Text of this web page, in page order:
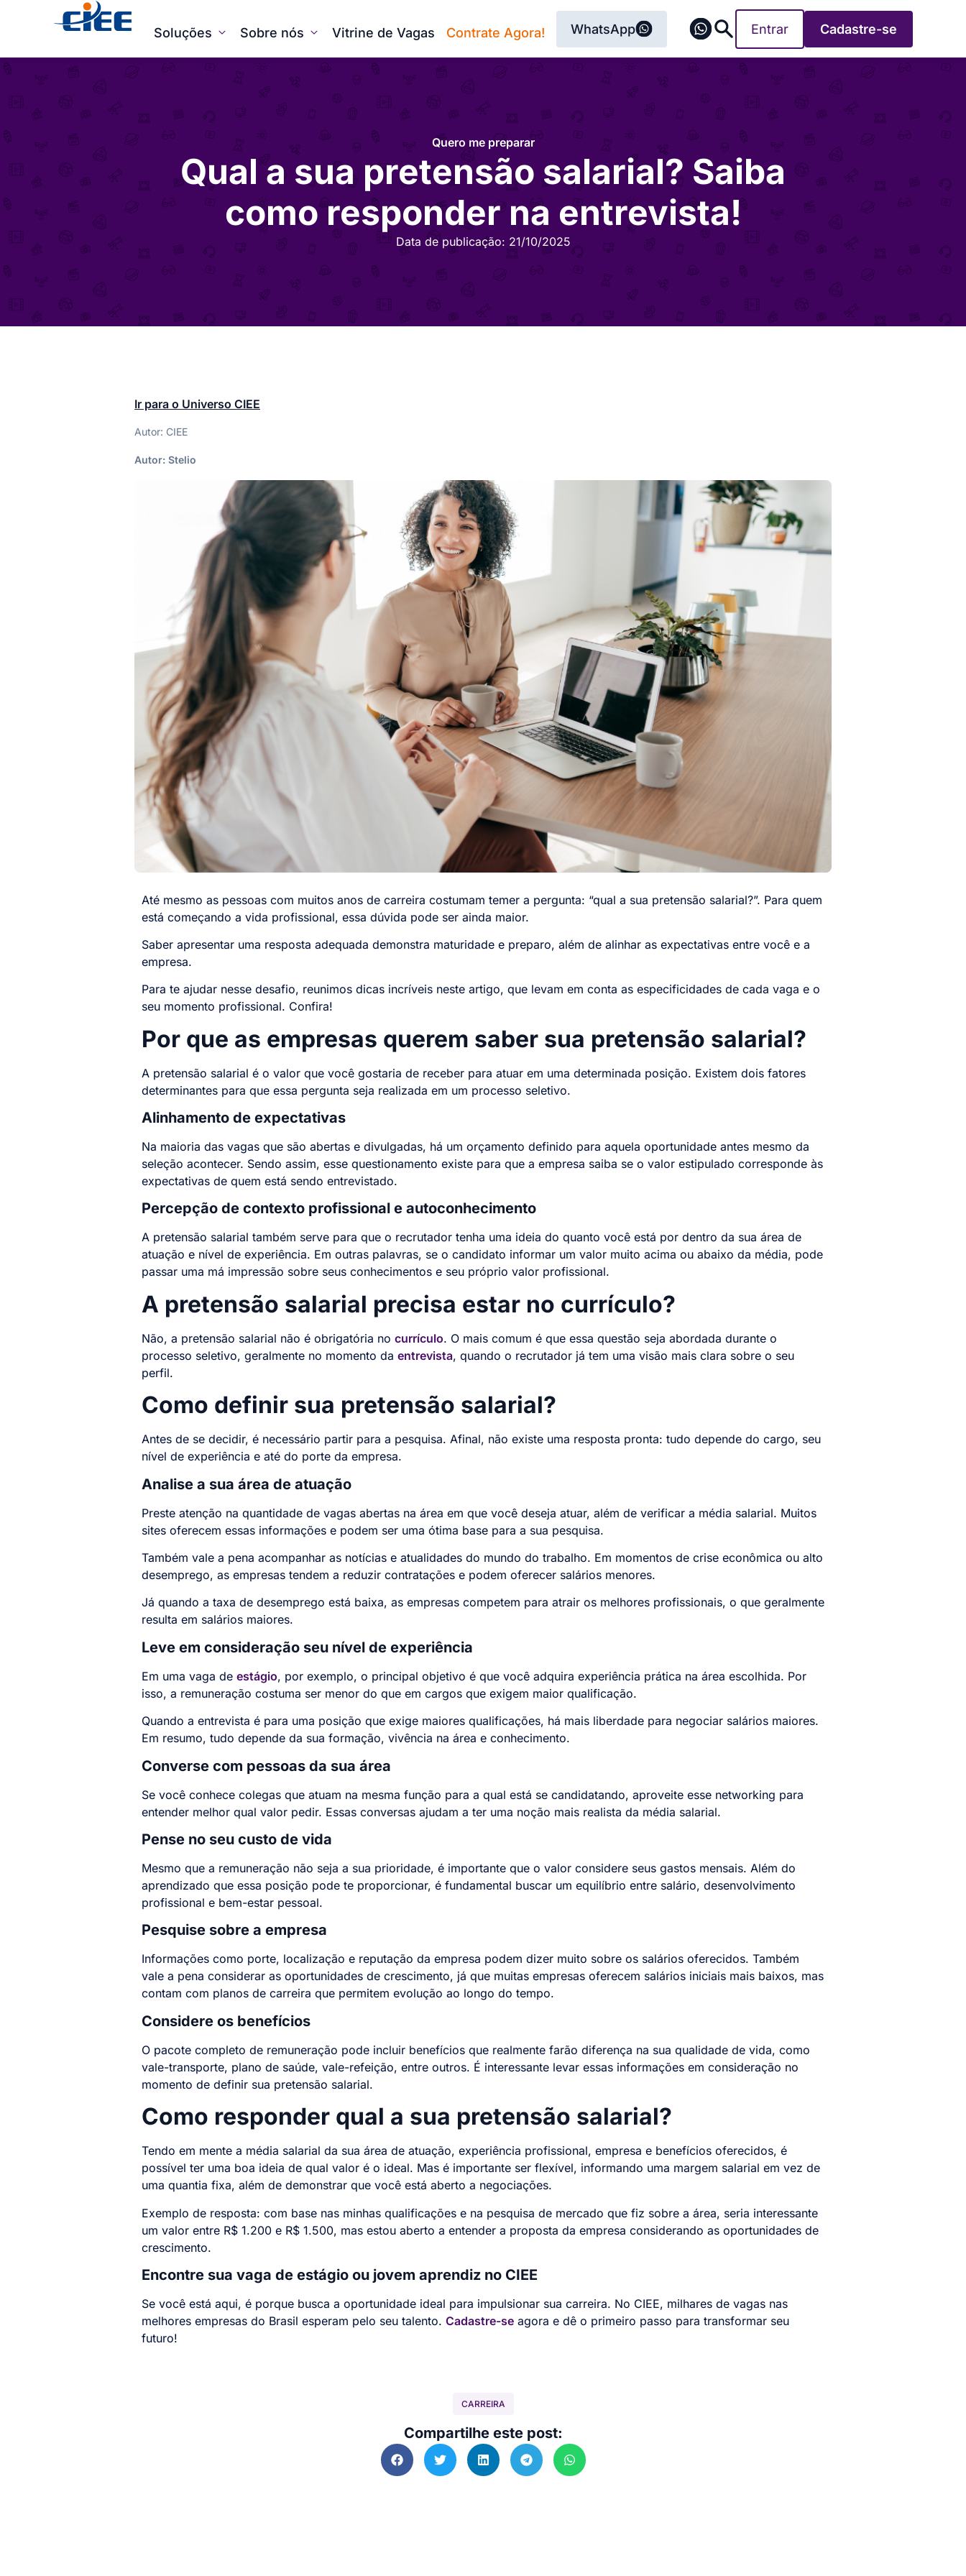
Soluções Sobre nós Vitrine de Vagas Contrate Agora! WhatsApp Entrar Cadastre-se
Quero me preparar
Qual a sua pretensão salarial? Saiba
como responder na entrevista!
Data de publicação: 21/10/2025
Ir para o Universo CIEE
Autor: CIEE
Autor: Stelio
Até mesmo as pessoas com muitos anos de carreira costumam temer a pergunta: “qual a sua pretensão salarial?”. Para quem
está começando a vida profissional, essa dúvida pode ser ainda maior.
Saber apresentar uma resposta adequada demonstra maturidade e preparo, além de alinhar as expectativas entre você e a
empresa.
Para te ajudar nesse desafio, reunimos dicas incríveis neste artigo, que levam em conta as especificidades de cada vaga e o
seu momento profissional. Confira!
Por que as empresas querem saber sua pretensão salarial?
A pretensão salarial é o valor que você gostaria de receber para atuar em uma determinada posição. Existem dois fatores
determinantes para que essa pergunta seja realizada em um processo seletivo.
Alinhamento de expectativas
Na maioria das vagas que são abertas e divulgadas, há um orçamento definido para aquela oportunidade antes mesmo da
seleção acontecer. Sendo assim, esse questionamento existe para que a empresa saiba se o valor estipulado corresponde às
expectativas de quem está sendo entrevistado.
Percepção de contexto profissional e autoconhecimento
A pretensão salarial também serve para que o recrutador tenha uma ideia do quanto você está por dentro da sua área de
atuação e nível de experiência. Em outras palavras, se o candidato informar um valor muito acima ou abaixo da média, pode
passar uma má impressão sobre seus conhecimentos e seu próprio valor profissional.
A pretensão salarial precisa estar no currículo?
Não, a pretensão salarial não é obrigatória no currículo. O mais comum é que essa questão seja abordada durante o
processo seletivo, geralmente no momento da entrevista, quando o recrutador já tem uma visão mais clara sobre o seu
perfil.
Como definir sua pretensão salarial?
Antes de se decidir, é necessário partir para a pesquisa. Afinal, não existe uma resposta pronta: tudo depende do cargo, seu
nível de experiência e até do porte da empresa.
Analise a sua área de atuação
Preste atenção na quantidade de vagas abertas na área em que você deseja atuar, além de verificar a média salarial. Muitos
sites oferecem essas informações e podem ser uma ótima base para a sua pesquisa.
Também vale a pena acompanhar as notícias e atualidades do mundo do trabalho. Em momentos de crise econômica ou alto
desemprego, as empresas tendem a reduzir contratações e podem oferecer salários menores.
Já quando a taxa de desemprego está baixa, as empresas competem para atrair os melhores profissionais, o que geralmente
resulta em salários maiores.
Leve em consideração seu nível de experiência
Em uma vaga de estágio, por exemplo, o principal objetivo é que você adquira experiência prática na área escolhida. Por
isso, a remuneração costuma ser menor do que em cargos que exigem maior qualificação.
Quando a entrevista é para uma posição que exige maiores qualificações, há mais liberdade para negociar salários maiores.
Em resumo, tudo depende da sua formação, vivência na área e conhecimento.
Converse com pessoas da sua área
Se você conhece colegas que atuam na mesma função para a qual está se candidatando, aproveite esse networking para
entender melhor qual valor pedir. Essas conversas ajudam a ter uma noção mais realista da média salarial.
Pense no seu custo de vida
Mesmo que a remuneração não seja a sua prioridade, é importante que o valor considere seus gastos mensais. Além do
aprendizado que essa posição pode te proporcionar, é fundamental buscar um equilíbrio entre salário, desenvolvimento
profissional e bem-estar pessoal.
Pesquise sobre a empresa
Informações como porte, localização e reputação da empresa podem dizer muito sobre os salários oferecidos. Também
vale a pena considerar as oportunidades de crescimento, já que muitas empresas oferecem salários iniciais mais baixos, mas
contam com planos de carreira que permitem evolução ao longo do tempo.
Considere os benefícios
O pacote completo de remuneração pode incluir benefícios que realmente farão diferença na sua qualidade de vida, como
vale-transporte, plano de saúde, vale-refeição, entre outros. É interessante levar essas informações em consideração no
momento de definir sua pretensão salarial.
Como responder qual a sua pretensão salarial?
Tendo em mente a média salarial da sua área de atuação, experiência profissional, empresa e benefícios oferecidos, é
possível ter uma boa ideia de qual valor é o ideal. Mas é importante ser flexível, informando uma margem salarial em vez de
uma quantia fixa, além de demonstrar que você está aberto a negociações.
Exemplo de resposta: com base nas minhas qualificações e na pesquisa de mercado que fiz sobre a área, seria interessante
um valor entre R$ 1.200 e R$ 1.500, mas estou aberto a entender a proposta da empresa considerando as oportunidades de
crescimento.
Encontre sua vaga de estágio ou jovem aprendiz no CIEE
Se você está aqui, é porque busca a oportunidade ideal para impulsionar sua carreira. No CIEE, milhares de vagas nas
melhores empresas do Brasil esperam pelo seu talento. Cadastre-se agora e dê o primeiro passo para transformar seu
futuro!
CARREIRA
Compartilhe este post: